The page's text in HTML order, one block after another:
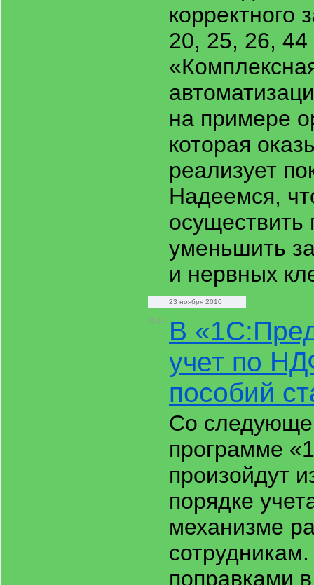
корректного
20, 25, 26,
на примере
которая
реализует
Надеемся,
осуществить
уменьшить
и нервных
23 ноября 2010
15:13
В
учет по
пособий
Со
программе
произойдут
порядке
механизме
поправками в